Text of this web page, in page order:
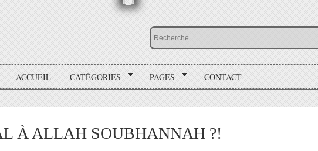
ACCUEIL CATÉGORIES PAGES CONTACT
À ALLAH SOUBHANNAH ?!